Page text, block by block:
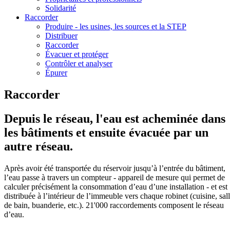
Solidarité
Raccorder
Produire - les usines, les sources et la STEP
Distribuer
Raccorder
Évacuer et protéger
Contrôler et analyser
Épurer
Raccorder
Depuis le réseau, l'eau est acheminée dans
les bâtiments et ensuite évacuée par un
autre réseau.
Après avoir été transportée du réservoir jusqu’à l’entrée du bâtiment,
l’eau passe à travers un compteur - appareil de mesure qui permet de
calculer précisément la consommation d’eau d’une installation - et est
distribuée à l’intérieur de l’immeuble vers chaque robinet (cuisine,
de bain, buanderie, etc.). 21'000 raccordements composent le réseau
d’eau.